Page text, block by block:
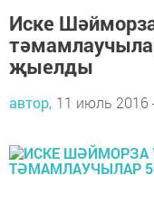
Иске
җыелды
автор, 11 июль 2016